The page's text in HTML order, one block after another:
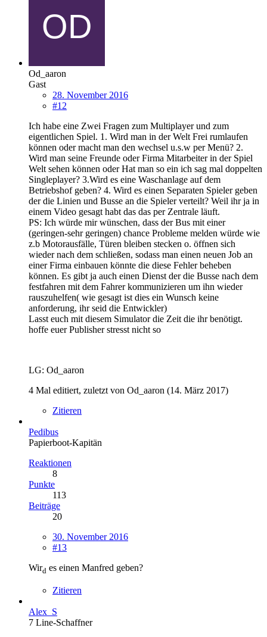
Od_aaron
Gast
28. November 2016
#12
Ich habe eine Zwei Fragen zum Multiplayer und zum
eigentlichen Spiel. 1. Wird man in der Welt Frei rumlaufen
können oder macht man den wechsel u.s.w per Menü? 2.
Wird man seine Freunde oder Firma Mitarbeiter in der Spiel
Welt sehen können oder Hat man so ein ich sag mal doppelten
Singleplayer? 3.Wird es eine Waschanlage auf dem
Betriebshof geben? 4. Wird es einen Separaten Spieler geben
der die Linien und Busse an die Spieler verteilt? Weil ihr ja in
einem Video gesagt habt das das per Zentrale läuft.
PS: Ich würde mir wünschen, dass der Bus mit einer
(geringen-sehr geringen) chance Probleme melden würde wie
z.b Motorausfälle, Türen bleiben stecken o. öffnen sich
wieder nach dem schließen, sodass man einen neuen Job an
einer Firma einbauen könnte die diese Fehler beheben
können. Es gibt ja auch einen Dienst der die Busse nach dem
festfahren mit dem Fahrer kommunizieren um ihn wieder
rauszuhelfen( wie gesagt ist dies ein Wunsch keine
anforderung, ihr seid die Entwickler)
Lasst euch mit diesem Simulator die Zeit die ihr benötigt.
hoffe euer Publisher stresst nicht so
LG: Od_aaron
4 Mal editiert, zuletzt von Od_aaron (14. März 2017)
Zitieren
Pedibus
Papierboot-Kapitän
Reaktionen
8
Punkte
113
Beiträge
20
30. November 2016
#13
Wird es einen Manfred geben?
Zitieren
Alex_S
7 Line-Schaffner